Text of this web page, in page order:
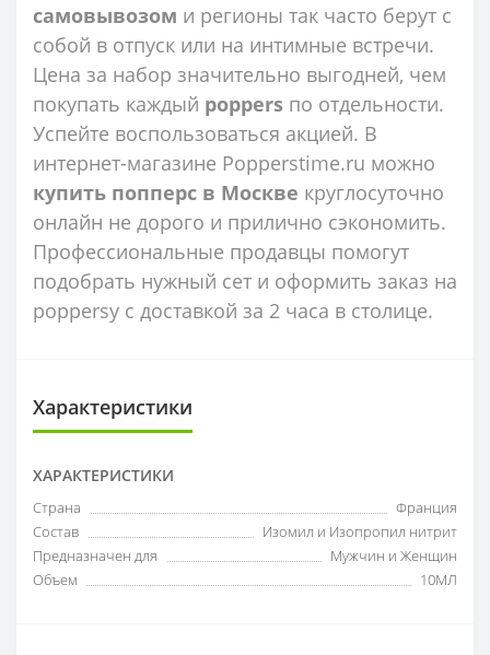
самовывозом и регионы так часто берут с
собой в отпуск или на интимные встречи.
Цена за набор значительно выгодней, чем
покупать каждый poppers по отдельности.
Успейте воспользоваться акцией. В
интернет-магазине Popperstime.ru можно
купить попперс в Москве круглосуточно
онлайн не дорого и прилично сэкономить.
Профессиональные продавцы помогут
подобрать нужный сет и оформить заказ на
poppersy с доставкой за 2 часа в столице.
Характеристики
ХАРАКТЕРИСТИКИ
Страна
Франция
Состав
Изомил и Изопропил нитрит
Предназначен для
Мужчин и Женщин
Объем
10МЛ